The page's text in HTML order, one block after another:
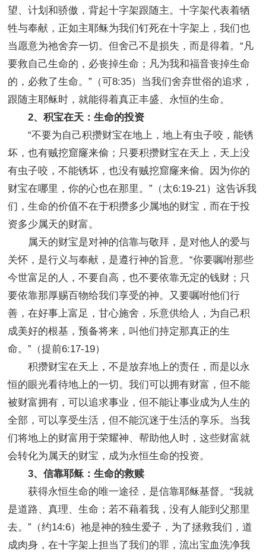
望、计划和骄傲，背起十字架跟随主。十字架代表着牺
牲与奉献，正如主耶稣为我们钉死在十字架上，我们也
当愿意为祂舍弃一切。但舍己不是损失，而是得着。“凡
要救自己生命的，必丧掉生命；凡为我和福音丧掉生命
的，必救了生命。”（可8:35）当我们舍弃世俗的追求，
跟随主耶稣时，就能得着真正丰盛、永恒的生命。
2、积宝在天：生命的投资
“不要为自己积攒财宝在地上，地上有虫子咬，能锈
坏，也有贼挖窟窿来偷；只要积攒财宝在天上，天上没
有虫子咬，不能锈坏，也没有贼挖窟窿来偷。因为你的
财宝在哪里，你的心也在那里。”（太6:19-21）这告诉我
们，生命的价值不在于积攒多少属地的财宝，而在于投
资多少属天的财富。
属天的财宝是对神的信靠与敬拜，是对他人的爱与
关怀，是行义与奉献，是遵行神的旨意。“你要嘱咐那些
今世富足的人，不要自高，也不要依靠无定的钱财；只
要依靠那厚赐百物给我们享受的神。又要嘱咐他们行
善，在好事上富足，甘心施舍，乐意供给人，为自己积
成美好的根基，预备将来，叫他们持定那真正的生
命。”（提前6:17-19）
积攒财宝在天上，不是放弃地上的责任，而是以永
恒的眼光看待地上的一切。我们可以拥有财富，但不能
被财富拥有，可以追求事业，但不能让事业成为人生的
全部，可以享受生活，但不能沉迷于生活的享乐。当我
们将地上的财富用于荣耀神、帮助他人时，这些财富就
会转化为属天的财宝，成为永恒生命的投资。
3、信靠耶稣：生命的救赎
获得永恒生命的唯一途径，是信靠耶稣基督。“我就
是道路、真理、生命；若不藉着我，没有人能到父那里
去。”（约14:6）祂是神的独生爱子，为了拯救我们，道
成肉身，在十字架上担当了我们的罪，流出宝血洗净我